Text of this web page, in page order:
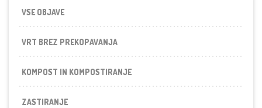
VSE OBJAVE
VRT BREZ PREKOPAVANJA
KOMPOST IN KOMPOSTIRANJE
ZASTIRANJE